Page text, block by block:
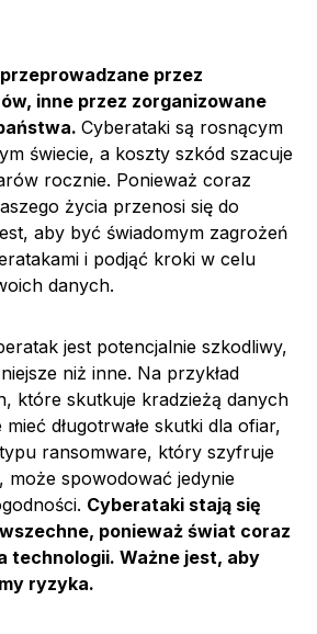
przez
inne przez zorganizowane
Cyberataki są rosnącym
świecie, a koszty szkód szacuje
rocznie. Ponieważ coraz
życia przenosi się do
aby być świadomym zagrożeń
i podjąć kroki w celu
danych.
jest potencjalnie szkodliwy,
niż inne. Na przykład
które skutkuje kradzieżą danych
długotrwałe skutki dla ofiar,
ransomware, który szyfruje
może spowodować jedynie
Cyberataki stają się
ponieważ świat coraz
technologii. Ważne jest, aby
ryzyka.